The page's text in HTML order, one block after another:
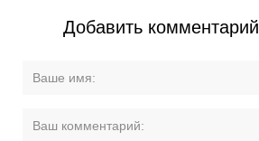
Добавить комментарий